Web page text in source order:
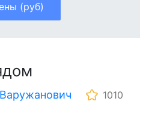
(руб)
1010